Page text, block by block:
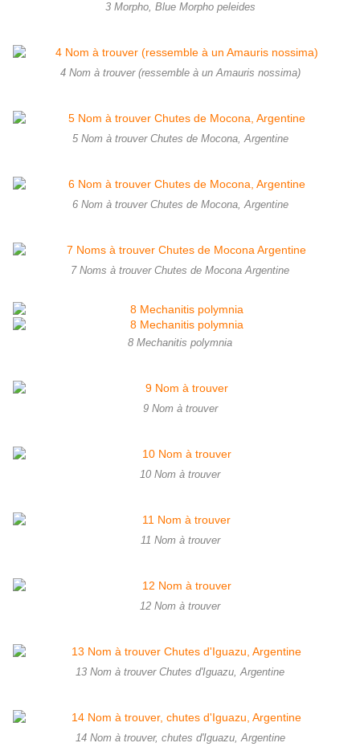
3 Morpho, Blue Morpho peleides
4 Nom à trouver (ressemble à un Amauris nossima)
5 Nom à trouver Chutes de Mocona, Argentine
6 Nom à trouver Chutes de Mocona, Argentine
7 Noms à trouver Chutes de Mocona Argentine
8 Mechanitis polymnia
9 Nom à trouver
10 Nom à trouver
11 Nom à trouver
12 Nom à trouver
13 Nom à trouver Chutes d'Iguazu, Argentine
14 Nom à trouver, chutes d'Iguazu, Argentine